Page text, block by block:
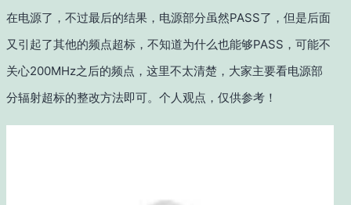
在电源了，不过最后的结果，电源部分虽然PASS了，但是后面
又引起了其他的频点超标，不知道为什么也能够PASS，可能不
关心200MHz之后的频点，这里不太清楚，大家主要看电源部
分辐射超标的整改方法即可。个人观点，仅供参考！